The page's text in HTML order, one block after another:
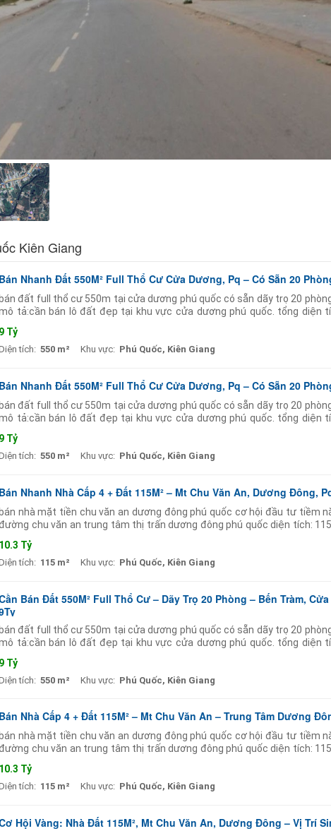
Kiên Giang
Bán Nhanh Đất 550M² Full Thổ Cư Cửa Dương, Pq – Có Sẵn 20
bán đất full thổ cư 550m tại cửa dương phú quốc có sẵn dãy trọ 20
tả:cần bán lô đất đẹp tại khu vực cửa dương phú quốc. tổng diện
9 Tỷ
tích: 550 m² Khu vực: Phú Quốc, Kiên Giang
Bán Nhanh Đất 550M² Full Thổ Cư Cửa Dương, Pq – Có Sẵn 20
bán đất full thổ cư 550m tại cửa dương phú quốc có sẵn dãy trọ 20
tả:cần bán lô đất đẹp tại khu vực cửa dương phú quốc. tổng diện
9 Tỷ
tích: 550 m² Khu vực: Phú Quốc, Kiên Giang
Bán Nhanh Nhà Cấp 4 + Đất 115M² – Mt Chu Văn An, Dương Đông,
bán nhà mặt tiền chu văn an dương đông phú quốc cơ hội đầu tư tiềm
chu văn an trung tâm thị trấn dương đông phú quốc diện tích:
10.3 Tỷ
tích: 115 m² Khu vực: Phú Quốc, Kiên Giang
Bán Đất 550M² Full Thổ Cư – Dãy Trọ 20 Phòng – Bến Tràm,
bán đất full thổ cư 550m tại cửa dương phú quốc có sẵn dãy trọ 20
tả:cần bán lô đất đẹp tại khu vực cửa dương phú quốc. tổng diện
9 Tỷ
tích: 550 m² Khu vực: Phú Quốc, Kiên Giang
Bán Nhà Cấp 4 + Đất 115M² – Mt Chu Văn An – Trung Tâm Dương
bán nhà mặt tiền chu văn an dương đông phú quốc cơ hội đầu tư tiềm
chu văn an trung tâm thị trấn dương đông phú quốc diện tích:
10.3 Tỷ
tích: 115 m² Khu vực: Phú Quốc, Kiên Giang
Hội Vàng: Nhà Đất 115M², Mt Chu Văn An, Dương Đông – Vị Trí